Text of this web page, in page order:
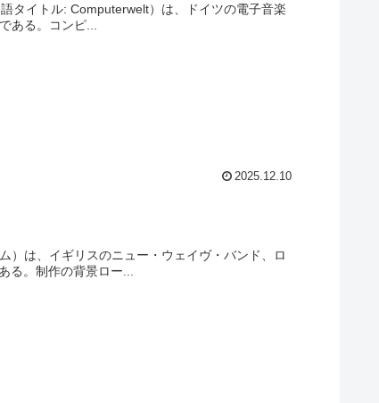
タイトル: Computerwelt）は、ドイツの電子音楽
ある。コンピ...
2025.12.10
）は、イギリスのニュー・ウェイヴ・バンド、ロ
る。制作の背景ロー...